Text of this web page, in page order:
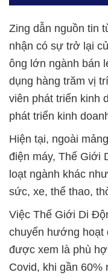
Zing dẫn nguồn tin
nhận có sự trở lại
ông lớn ngành bán
dụng hàng trăm vị
viên phát triển kinh
phát triển kinh
Hiện tại, ngoài
điện máy, Thế Giới
loạt ngành khác
sức, xe, thể thao,
Việc Thế Giới Di
chuyển hướng hoạt
được xem là phù
Covid, khi gần